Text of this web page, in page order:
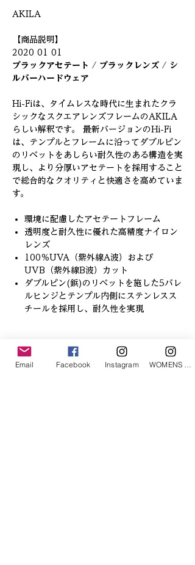
AKILA
【商品説明】
2020 01 01
ブラックアセテート / ブラックレンズ / シ
ルバーハードウェア
Hi-Fiは、タイムレスな時代に生まれたクラ
シックなスクエアレンズフレームのAKILA
らしい解釈です。 最新バージョンのHi-Fi
は、テンプルとフレームに沿ってダブルピン
のリベットをあしらい耐久性のある構造を実
現し、より分厚いアセテートを採用すること
で総合的なクオリティと快適さを高めていま
す。
環境に配慮したアセテートフレーム
透明度と耐久性に優れた高精度ナイロン
レンズ
100％UVA（紫外線A波）および
UVB（紫外線B波）カット
ダブルピン(鋲)のリベットを施した5バレ
ルヒンジとテンプル内側にステンレスス
チールを採用し、耐久性を実現
「あなたへのお勧めアイテム」
Email Facebook Instagram